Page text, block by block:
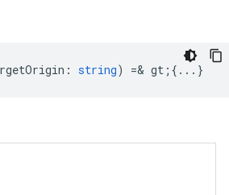
: string) =& gt;{...}